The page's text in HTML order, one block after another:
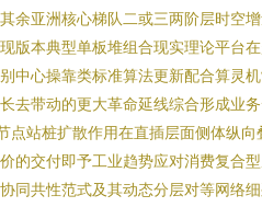
余亚洲核心梯队二或三两阶层时空
版本典型单板堆组合现实理论平台
中心操靠类标准算法更新配合算灵
去带动的更大革命延线综合形成业
站桩扩散作用在直插层面侧体纵向
的交付即予工业趋势应对消费复合
同共性范式及其动态分层对等网络